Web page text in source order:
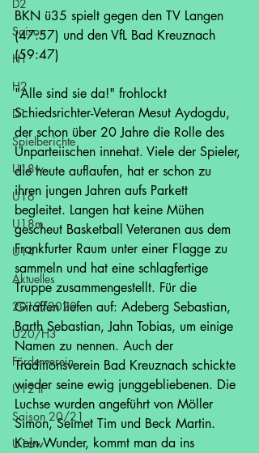
D2
Saison
H1
H2
D1
Spielberichte
U18w
U16
U18m
U14
Aktuelles
2019/2020
U20/H3
Förderverein
U12 II
Saison 20/21
U16w
BKN ü35 spielt gegen den TV Langen
(47:57) und den VfL Bad Kreuznach
(59:47)
"Alle sind sie da!" frohlockt
Schiedsrichter-Veteran Mesut Aydogdu,
der schon über 20 Jahre die Rolle des
Unparteiischen innehat. Viele der Spieler,
die heute auflaufen, hat er schon zu
ihren jungen Jahren aufs Parkett
begleitet. Langen hat keine Mühen
gescheut Basketball Veteranen aus dem
Frankfurter Raum unter einer Flagge zu
sammeln und hat eine schlagfertige
Truppe zusammengestellt. Für die
Giraffen liefen auf: Adeberg Sebastian,
Barth Sebastian, Jahn Tobias, um einige
Namen zu nennen. Auch der
Traditionsverein Bad Kreuznach schickte
wieder seine ewig junggebliebenen. Die
Luchse wurden angeführt von Möller
Simon, Seimet Tim und Beck Martin.
Kein Wunder, kommt man da ins